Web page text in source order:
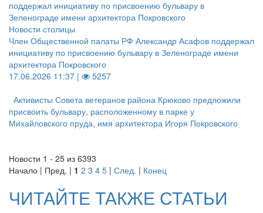
Новости столицы
Член Общественной палаты РФ Александр Асафов поддержал
инициативу по присвоению бульвару в Зеленограде имени
архитектора Покровского
17.06.2026 11:37 |
5257
Активисты Совета ветеранов района Крюково предложили
присвоить бульвару, расположенному в парке у
Михайловского пруда, имя архитектора Игоря Покровского
Новости 1 - 25 из 6393
Начало | Пред. | 1 2 3 4 5 | След. | Конец
ЧИТАЙТЕ ТАКЖЕ СТАТЬИ